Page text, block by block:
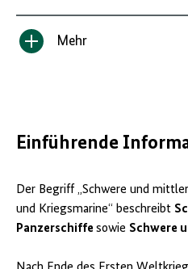
Inhalt
Mehr
Einführende
Der Begriff „Schwere und
und Kriegsmarine“ beschreibt
Panzerschiffe sowie Schwere